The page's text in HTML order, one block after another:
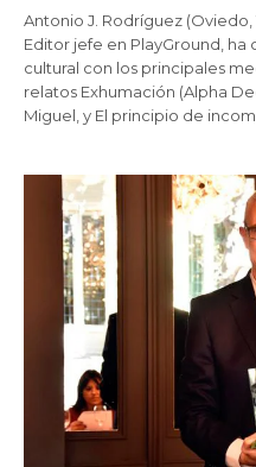
Antonio J. Rodríguez
Editor jefe en PlayGround,
cultural con los principales
relatos Exhumación (Alpha
Miguel, y El principio de